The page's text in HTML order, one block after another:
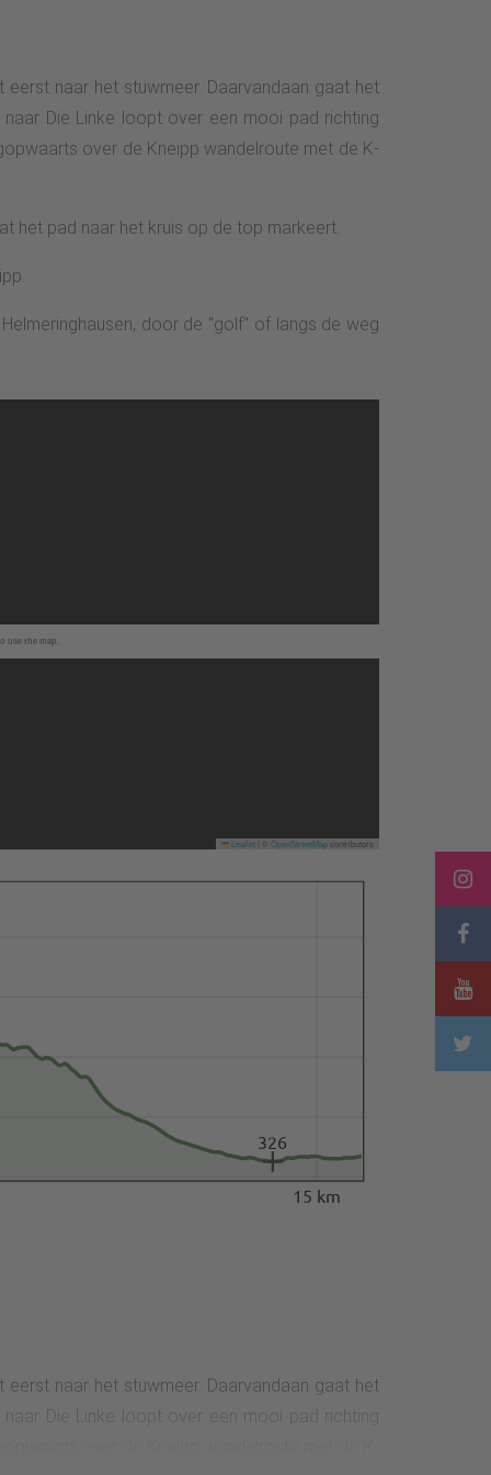
naar het stuwmeer. Daarvandaan gaat het
Die Linke loopt over een mooi pad richting
over de Kneipp wandelroute met de K-
het pad naar het kruis op de top markeert.
door de "golf" of langs de weg
use the map.
Leaflet OpenStreetMapcontributors
15 km
326
naar het stuwmeer. Daarvandaan gaat het
Die Linke loopt over een mooi pad richting